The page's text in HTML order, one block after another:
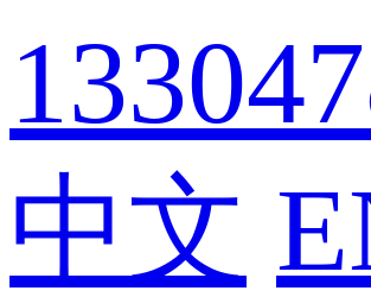
中文